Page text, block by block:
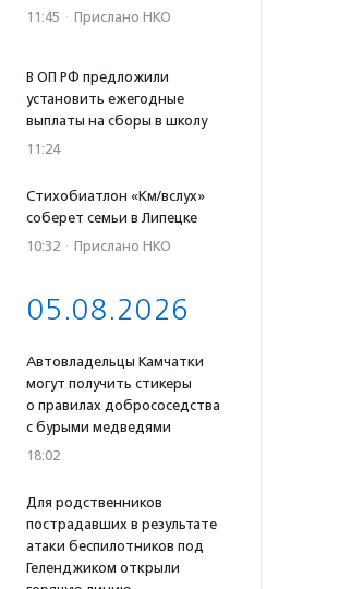
11:45 · Прислано НКО
В ОП РФ предложили
установить ежегодные
выплаты на сборы в школу
11:24
Стихобиатлон «Км/вслух»
соберет семьи в Липецке
10:32 · Прислано НКО
05.08.2026
Автовладельцы Камчатки
могут получить стикеры
о правилах добрососедства
с бурыми медведями
18:02
Для родственников
пострадавших в результате
атаки беспилотников под
Геленджиком открыли